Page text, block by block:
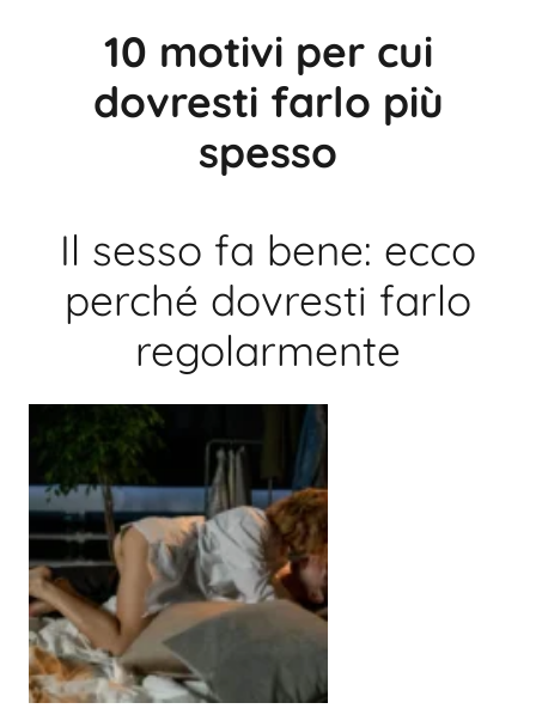
10 motivi per cui
dovresti farlo più
spesso
Il sesso fa bene: ecco
perché dovresti farlo
regolarmente